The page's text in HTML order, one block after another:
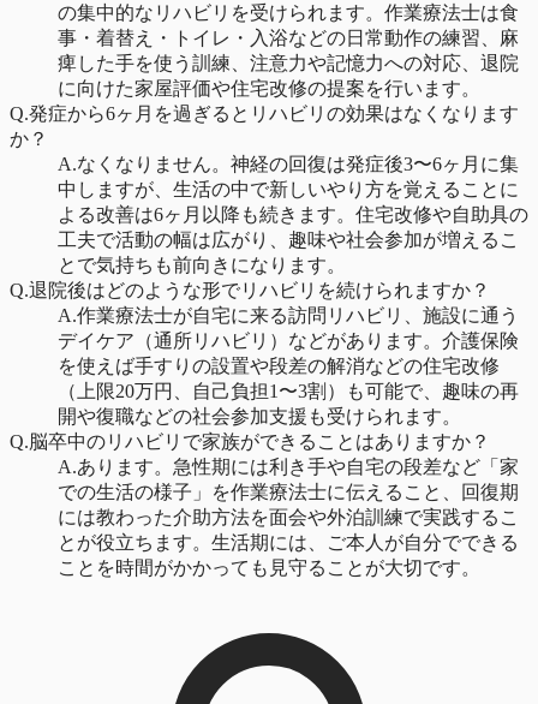
の集中的なリハビリを受けられます。作業療法士は食
事・着替え・トイレ・入浴などの日常動作の練習、麻
痺した手を使う訓練、注意力や記憶力への対応、退院
に向けた家屋評価や住宅改修の提案を行います。
Q.発症から6ヶ月を過ぎるとリハビリの効果はなくなります
か？
A.なくなりません。神経の回復は発症後3〜6ヶ月に集
中しますが、生活の中で新しいやり方を覚えることに
よる改善は6ヶ月以降も続きます。住宅改修や自助具の
工夫で活動の幅は広がり、趣味や社会参加が増えるこ
とで気持ちも前向きになります。
Q.退院後はどのような形でリハビリを続けられますか？
A.作業療法士が自宅に来る訪問リハビリ、施設に通う
デイケア（通所リハビリ）などがあります。介護保険
を使えば手すりの設置や段差の解消などの住宅改修
（上限20万円、自己負担1〜3割）も可能で、趣味の再
開や復職などの社会参加支援も受けられます。
Q. 脳卒中のリハビリで家族ができることはありますか？
A.あります。急性期には利き手や自宅の段差など「家
での生活の様子」を作業療法士に伝えること、回復期
には教わった介助方法を面会や外泊訓練で実践するこ
とが役立ちます。生活期には、ご本人が自分でできる
ことを時間がかかっても見守ることが大切です。